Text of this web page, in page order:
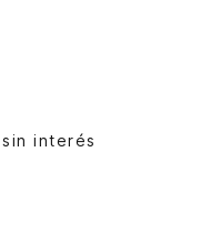
sin interés